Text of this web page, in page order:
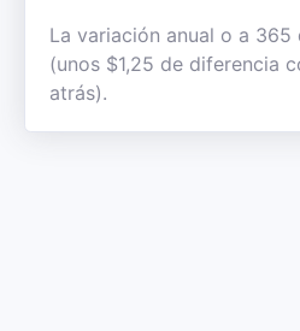
La variación anual o a 365
(unos $1,25 de diferencia
atrás).